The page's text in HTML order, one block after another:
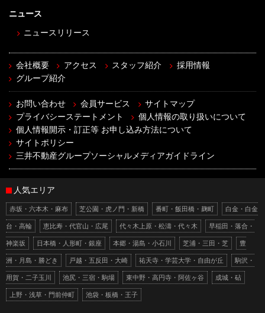
ニュース
ニュースリリース
会社概要 アクセス スタッフ紹介
採用情報
グループ紹介
お問い合わせ 会員サービス
サイトマップ
プライバシーステートメント
個人情報の取り扱いについて
個人情報開示・訂正等 お申し込み方法について
サイトポリシー
三井不動産グループソーシャルメディアガイドライン
人気エリア
赤坂・六本木・麻布 芝公園・虎ノ門・新橋 番町・飯田橋・麹町 白金・白金
台・高輪 恵比寿・代官山・広尾 代々木上原・松濤・代々木 早稲田・落合・
神楽坂 日本橋・人形町・銀座 本郷・湯島・小石川 芝浦・三田・芝 豊
洲・月島・勝どき 戸越・五反田・大崎 祐天寺・学芸大学・自由が丘 駒沢・
用賀・二子玉川 池尻・三宿・駒場 東中野・高円寺・阿佐ヶ谷 成城・砧
上野・浅草・門前仲町 池袋・板橋・王子